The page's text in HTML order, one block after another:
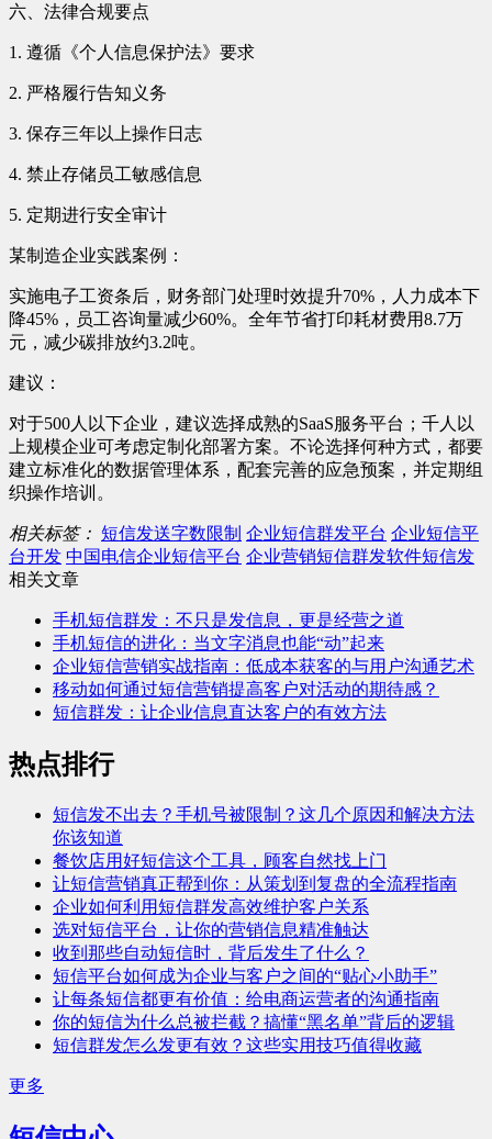
六、法律合规要点
1. 遵循《个人信息保护法》要求
2. 严格履行告知义务
3. 保存三年以上操作日志
4. 禁止存储员工敏感信息
5. 定期进行安全审计
某制造企业实践案例：
实施电子工资条后，财务部门处理时效提升70%，人力成本下
降45%，员工咨询量减少60%。全年节省打印耗材费用8.7万
元，减少碳排放约3.2吨。
建议：
对于500人以下企业，建议选择成熟的SaaS服务平台；千人以
上规模企业可考虑定制化部署方案。不论选择何种方式，都要
建立标准化的数据管理体系，配套完善的应急预案，并定期组
织操作培训。
相关标签： 短信发送字数限制 企业短信群发平台 企业短信平
台开发 中国电信企业短信平台 企业营销短信群发软件短信发
相关文章
手机短信群发：不只是发信息，更是经营之道
手机短信的进化：当文字消息也能“动”起来
企业短信营销实战指南：低成本获客的与用户沟通艺术
移动如何通过短信营销提高客户对活动的期待感？
短信群发：让企业信息直达客户的有效方法
热点排行
短信发不出去？手机号被限制？这几个原因和解决方法
你该知道
餐饮店用好短信这个工具，顾客自然找上门
让短信营销真正帮到你：从策划到复盘的全流程指南
企业如何利用短信群发高效维护客户关系
选对短信平台，让你的营销信息精准触达
收到那些自动短信时，背后发生了什么？
短信平台如何成为企业与客户之间的“贴心小助手”
让每条短信都更有价值：给电商运营者的沟通指南
你的短信为什么总被拦截？搞懂“黑名单”背后的逻辑
短信群发怎么发更有效？这些实用技巧值得收藏
更多